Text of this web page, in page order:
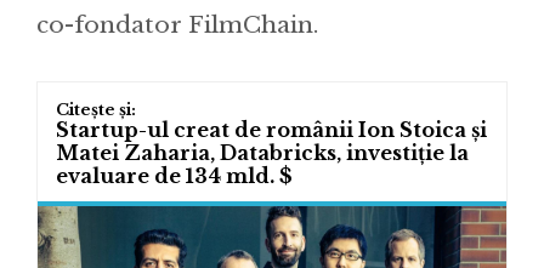
co-fondator FilmChain.
Startup-ul creat de românii Ion Stoica și
Matei Zaharia, Databricks, investiție la
evaluare de 134 mld. $